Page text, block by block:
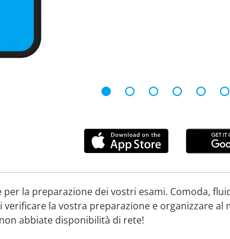
per la preparazione dei vostri esami. Comoda,
la vostra preparazione e organizzare
abbiate disponibilità di rete!